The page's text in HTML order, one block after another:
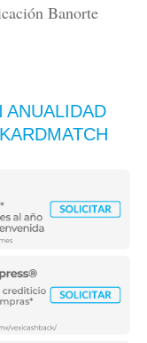
Banorte
ANUALIDAD